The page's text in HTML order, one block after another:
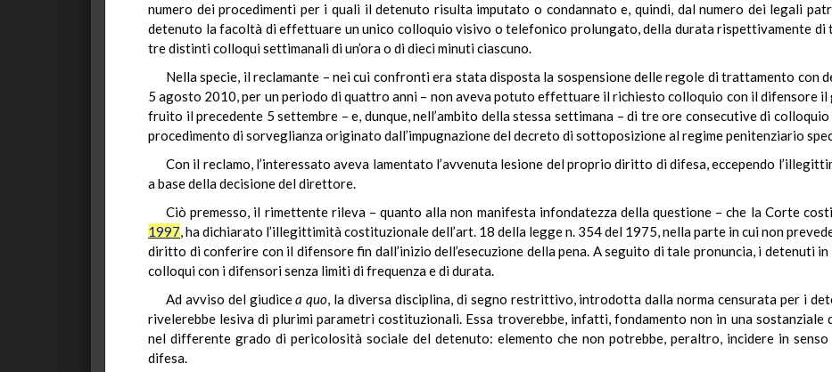
numero dei procedimenti per i quali il detenuto risulta imputato o condannato e, quindi, dal numero dei legali
detenuto la facoltà di effettuare un unico colloquio visivo o telefonico prolungato, della durata rispettivamente di
tre distinti colloqui settimanali di un’ora o di dieci minuti ciascuno.
Nella specie, il reclamante – nei cui confronti era stata disposta la sospensione delle regole di trattamento con
5 agosto 2010, per un periodo di quattro anni – non aveva potuto effettuare il richiesto colloquio con il difensore
fruito il precedente 5 settembre – e, dunque, nell’ambito della stessa settimana – di tre ore consecutive di
procedimento di sorveglianza originato dall’impugnazione del decreto di sottoposizione al regime penitenziario
Con il reclamo, l’interessato aveva lamentato l’avvenuta lesione del proprio diritto di difesa, eccependo
a base della decisione del direttore.
Ciò premesso, il rimettente rileva – quanto alla non manifesta infondatezza della questione – che la Corte
1997, ha dichiarato l’illegittimità costituzionale dell’art. 18 della legge n. 354 del 1975, nella parte in cui non
diritto di conferire con il difensore fin dall’inizio dell’esecuzione della pena. A seguito di tale pronuncia, i detenuti
colloqui con i difensori senza limiti di frequenza e di durata.
Ad avviso del giudicea quo, la diversa disciplina, di segno restrittivo, introdotta dalla norma censurata per i
rivelerebbe lesiva di plurimi parametri costituzionali. Essa troverebbe, infatti, fondamento non in una sostanziale
nel differente grado di pericolosità sociale del detenuto: elemento che non potrebbe, peraltro, incidere in
difesa.